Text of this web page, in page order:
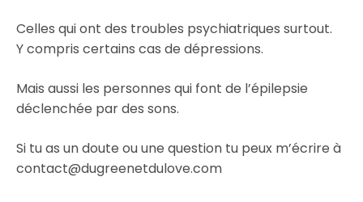
Celles qui ont des troubles psychiatriques surtout.
Y compris certains cas de dépressions.
Mais aussi les personnes qui font de l’épilepsie
déclenchée par des sons.
Si tu as un doute ou une question tu peux m’écrire à
contact@dugreenetdulove.com